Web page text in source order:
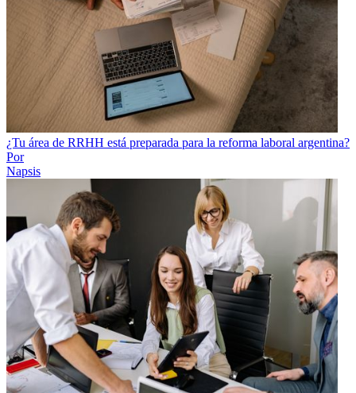
¿Tu área de RRHH está preparada para la reforma laboral argentina?
Por
Napsis